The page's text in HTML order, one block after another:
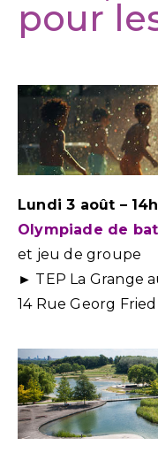
pour
Lundi 3 août –
Olympiade de
et jeu de groupe
► TEP La Grange
14 Rue Georg